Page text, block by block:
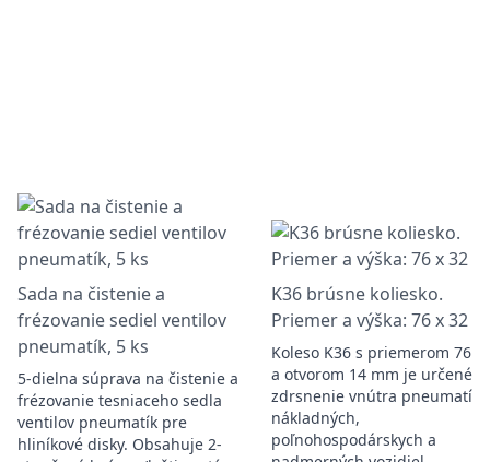
Sada na čistenie a
frézovanie sediel ventilov
pneumatík, 5 ks
5-dielna súprava na čistenie a
frézovanie tesniaceho sedla
ventilov pneumatík pre
hliníkové disky. Obsahuje 2-
K36 brúsne koliesko.
Priemer a výška: 76 x 32
Koleso K36 s priemerom 76
a otvorom 14 mm je určené
zdrsnenie vnútra pneumatík
nákladných,
poľnohospodárskych a